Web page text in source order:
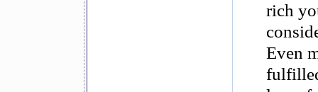
rich
Even